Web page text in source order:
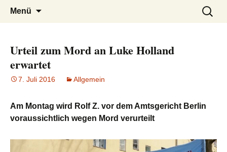
burak
Menü
Suchen
nach:
Urteil zum Mord an Luke Holland
erwartet
7. Juli 2016 Allgemein
Am Montag wird Rolf Z. vor dem Amtsgericht Berlin
voraussichtlich wegen Mord verurteilt